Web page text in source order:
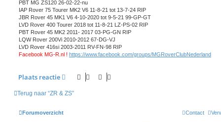
PBT MG ZS120 26-02-22-nu
IAP Rover 75 Tourer MK2 V6 11-8-21 tot 13-7-24 RIP
JBR Rover 45 MK1 V6 4-10-2020 tot 9-5-21 99-GP-GT
LVD Rover 400 Tourer 2018 tot 11-8-21 LZ-PS-02 RIP
PBT Rover 45 MK2 2011- 2017 03-PG-GN RIP
LQW Rover 200Vi 2010-2012 67-DG-VJ
LVD Rover 416si 2003-2011 RV-FN-98 RIP
Facebook MG-R.nl ! https://www.facebook.com/groups/MGRoverClubNederland
Plaats reactie
Terug naar “ZR & ZS”
Forumoverzicht Contact